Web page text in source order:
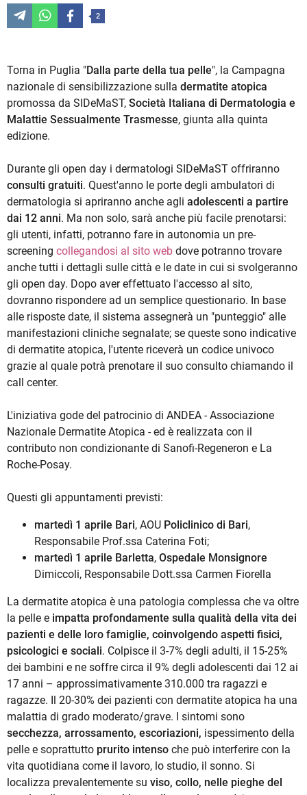
2
Torna in Puglia "Dalla parte della tua pelle", la Campagna
nazionale di sensibilizzazione sulla dermatite atopica
promossa da SIDeMaST, Società Italiana di Dermatologia e
Malattie Sessualmente Trasmesse, giunta alla quinta
edizione.
Durante gli open day i dermatologi SIDeMaST offriranno
consulti gratuiti. Quest'anno le porte degli ambulatori di
dermatologia si apriranno anche agli adolescenti a partire
dai 12 anni. Ma non solo, sarà anche più facile prenotarsi:
gli utenti, infatti, potranno fare in autonomia un pre-
screening collegandosi al sito web dove potranno trovare
anche tutti i dettagli sulle città e le date in cui si svolgeranno
gli open day. Dopo aver effettuato l'accesso al sito,
dovranno rispondere ad un semplice questionario. In base
alle risposte date, il sistema assegnerà un "punteggio" alle
manifestazioni cliniche segnalate; se queste sono indicative
di dermatite atopica, l'utente riceverà un codice univoco
grazie al quale potrà prenotare il suo consulto chiamando il
call center.
L'iniziativa gode del patrocinio di ANDEA - Associazione
Nazionale Dermatite Atopica - ed è realizzata con il
contributo non condizionante di Sanofi-Regeneron e La
Roche-Posay.
Questi gli appuntamenti previsti:
martedì 1 aprile Bari, AOU Policlinico di Bari,
Responsabile Prof.ssa Caterina Foti;
martedì 1 aprile Barletta, Ospedale Monsignore
Dimiccoli, Responsabile Dott.ssa Carmen Fiorella
La dermatite atopica è una patologia complessa che va oltre
la pelle e impatta profondamente sulla qualità della vita dei
pazienti e delle loro famiglie, coinvolgendo aspetti fisici,
psicologici e sociali. Colpisce il 3-7% degli adulti, il 15-25%
dei bambini e ne soffre circa il 9% degli adolescenti dai 12 ai
17 anni – approssimativamente 310.000 tra ragazzi e
ragazze. Il 20-30% dei pazienti con dermatite atopica ha una
malattia di grado moderato/grave. I sintomi sono
secchezza, arrossamento, escoriazioni, ispessimento della
pelle e soprattutto prurito intenso che può interferire con la
vita quotidiana come il lavoro, lo studio, il sonno. Si
localizza prevalentemente su viso, collo, nelle pieghe del